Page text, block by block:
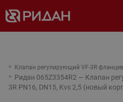
Клапан регулирующий VF-3R
Ридан 065Z3354R2 — Клапан
3R PN16, DN15, Kvs 2,5 (новый